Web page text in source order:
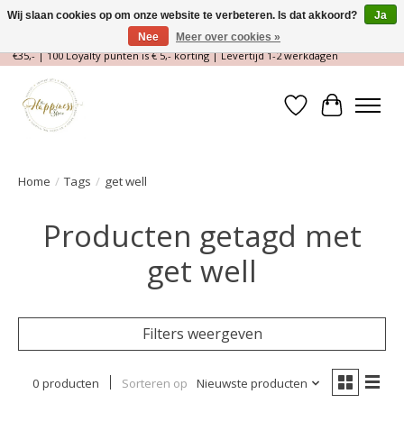
Magische Conceptstore, Edelstenen & Spirituele winkel | Gratis verzending >
€35,- | 100 Loyalty punten is € 5,- korting | Levertijd 1-2 werkdagen
Verlanglijst
Home / Tags / get well
Producten getagd met
get well
Filters weergeven
0 producten Sorteren op Nieuwste producten
Wij slaan cookies op om onze website te verbeteren. Is dat akkoord?
Ja
Nee
Meer over cookies »